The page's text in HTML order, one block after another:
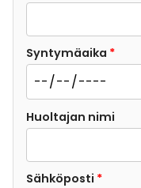
Syntymäaika *
Huoltajan nimi
Sähköposti *